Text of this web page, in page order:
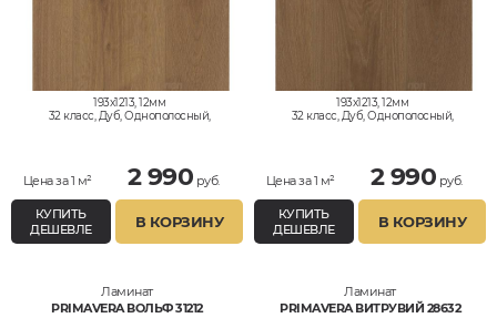
193x1213, 12мм
32 класс, Дуб, Однополосный,
Цена за 1 м² 2 990 руб.
КУПИТЬ
ДЕШЕВЛЕ
В КОРЗИНУ
193x1213, 12мм
32 класс, Дуб, Однополосный,
Цена за 1 м² 2 990 руб.
КУПИТЬ
ДЕШЕВЛЕ
В КОРЗИНУ
Ламинат
PRIMAVERA ВОЛЬФ 31212
Ламинат
PRIMAVERA ВИТРУВИЙ 28632